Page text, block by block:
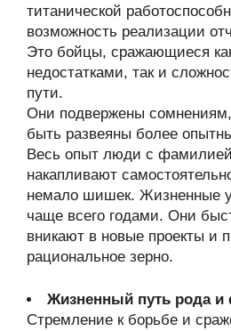
титанической
возможность реализации
Это бойцы, сражающиеся
недостатками, так и
пути.
Они подвержены
быть развеяны более
Весь опыт люди с
накапливают
немало шишек. Жизненные
чаще всего годами. Они
вникают в новые проекты и
рациональное зерно.
Жизненный путь рода
Стремление к борьбе и